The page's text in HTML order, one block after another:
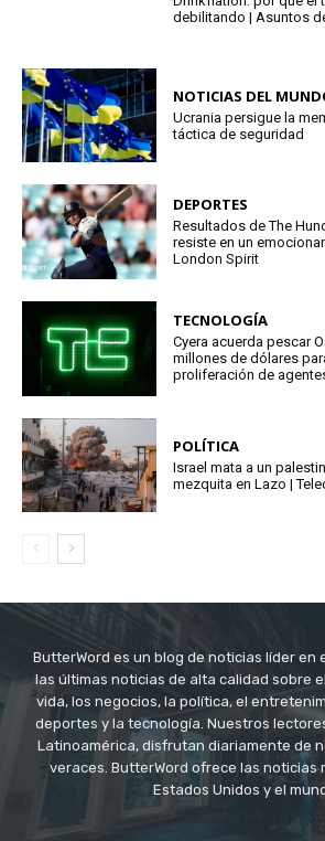
debilitando | Asuntos
NOTICIAS DEL
Ucrania persigue la
táctica de seguridad
DEPORTES
Resultados de The
resiste en un
London Spirit
TECNOLOGÍA
Cyera acuerda pescar
millones de dólares
proliferación de
POLÍTICA
Israel mata a un
mezquita en Lazo |
ButterWord es un blog de noticias líder en
las últimas noticias de alta calidad sobre
vida, los negocios, la política, el
deportes y la tecnología. Nuestros
Latinoamérica, disfrutan diariamente de
veraces. ButterWord ofrece las noticias
Estados Unidos y el